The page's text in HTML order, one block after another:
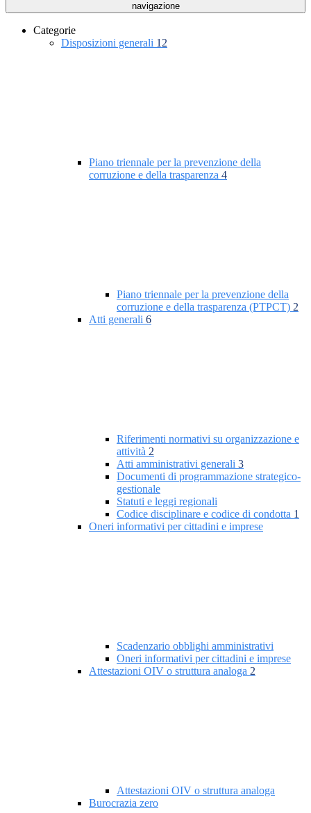
navigazione
Categorie
Disposizioni generali 12
Piano triennale per la prevenzione della
corruzione e della trasparenza 4
Piano triennale per la prevenzione della
corruzione e della trasparenza (PTPCT) 2
Atti generali 6
Riferimenti normativi su organizzazione e
attività 2
Atti amministrativi generali 3
Documenti di programmazione strategico-
gestionale
Statuti e leggi regionali
Codice disciplinare e codice di condotta 1
Oneri informativi per cittadini e imprese
Scadenzario obblighi amministrativi
Oneri informativi per cittadini e imprese
Attestazioni OIV o struttura analoga 2
Attestazioni OIV o struttura analoga
Burocrazia zero